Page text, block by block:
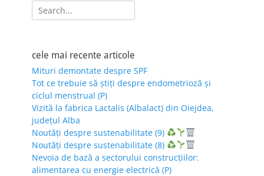
Search
for:
cele mai recente articole
Mituri demontate despre SPF
Tot ce trebuie să știți despre endometrioză și
ciclul menstrual (P)
Vizită la fabrica Lactalis (Albalact) din Oiejdea,
județul Alba
Noutăți despre sustenabilitate (9)
Noutăți despre sustenabilitate (8)
Nevoia de bază a sectorului construcțiilor:
alimentarea cu energie electrică (P)